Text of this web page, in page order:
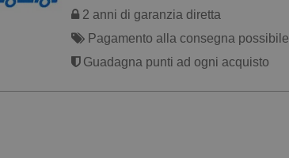
2 anni di garanzia diretta
Pagamento alla consegna possibile
Guadagna punti ad ogni acquisto